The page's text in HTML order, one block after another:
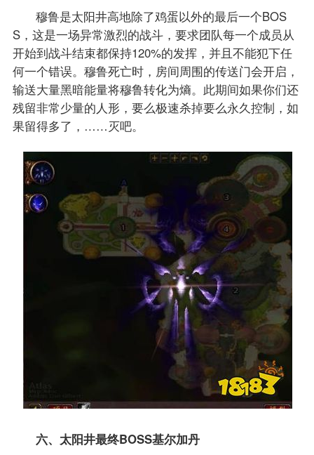
穆鲁是太阳井高地除了鸡蛋以外的最后一个BOS
S，这是一场异常激烈的战斗，要求团队每一个成员从
开始到战斗结束都保持120%的发挥，并且不能犯下任
何一个错误。穆鲁死亡时，房间周围的传送门会开启，
输送大量黑暗能量将穆鲁转化为熵。此期间如果你们还
残留非常少量的人形，要么极速杀掉要么永久控制，如
果留得多了，……灭吧。
六、太阳井最终BOSS基尔加丹